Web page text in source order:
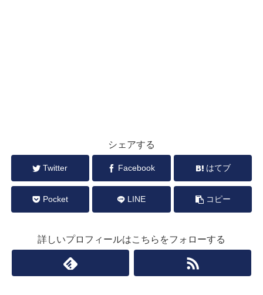
シェアする
Twitter Facebook はてブ
Pocket LINE コピー
詳しいプロフィールはこちらをフォローする